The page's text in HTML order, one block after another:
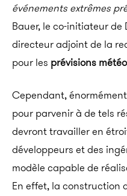
événements extrêmes
Bauer, le co-initiateur de
directeur adjoint de la
pour les prévisions
Cependant,
pour parvenir à de tels
devront travailler en
développeurs et des
modèle capable de
En effet, la construction